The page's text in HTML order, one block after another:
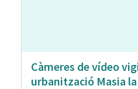
Càmeres de vídeo
urbanització Masia